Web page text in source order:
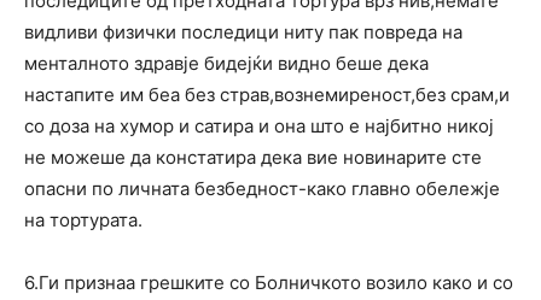
видливи физички последици ниту пак повреда на
менталното здравје бидејќи видно беше дека
настапите им беа без страв,вознемиреност,без срам,и
со доза на хумор и сатира и она што е најбитно никој
не можеше да констатира дека вие новинарите сте
опасни по личната безбедност-како главно обележје
на тортурата.
6.Ги признаа грешките со Болничкото возило како и со